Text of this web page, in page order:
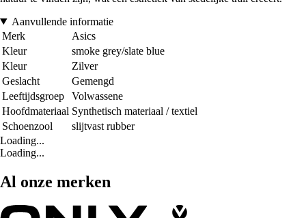
Aanvullende informatie
Merk
Asics
Kleur
smoke grey/slate blue
Kleur
Zilver
Geslacht
Gemengd
Leeftijdsgroep
Volwassene
Hoofdmateriaal Synthetisch materiaal / textiel
Schoenzool
slijtvast rubber
Loading...
Loading...
Al onze merken